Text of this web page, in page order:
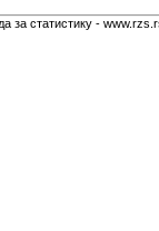
за статистику -